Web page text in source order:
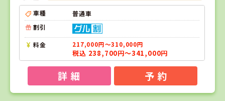
車種
普通車
割引
料金 217,000円～310,000円
税込 238,700円～341,000円
詳 細 予 約